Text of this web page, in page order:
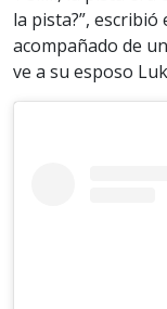
la pista?”,
acompañado de
ve a su esposo